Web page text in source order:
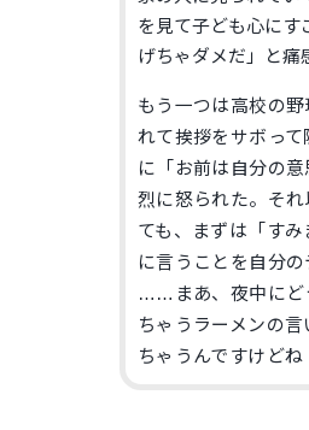
を見て子ども心に
げちゃダメだ」と痛
もう一つは高校の
れて挨拶をサボっ
に「お前は自分の
烈に怒られた。そ
ても、まずは「す
に言うことを自分の
……まあ、夜中にど
ちゃうラーメンの
ちゃうんですけどね